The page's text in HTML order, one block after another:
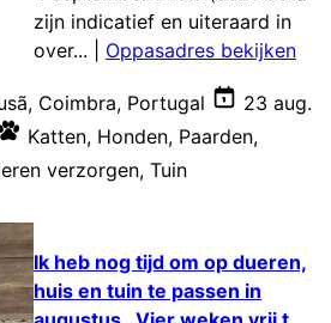
zijn indicatief en uiteraard in
over...
Oppasadres bekijken
Coimbra, Portugal
23 aug.
Katten, Honden, Paarden,
verzorgen, Tuin
Ik heb nog tijd om op dueren,
huis en tuin te passen in